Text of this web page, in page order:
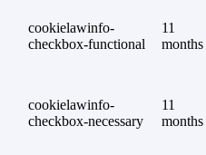
cookielawinfo-
checkbox-functional
11
months
cookielawinfo-
checkbox-necessary
11
months